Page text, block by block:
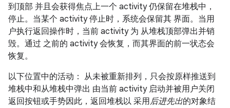
到顶部 并且会获得焦点上一个 activity 仍保留在堆栈中，
停止。当某个 activity 停止时，系统会保留其 界面。当用
户执行返回操作时，当前 activity 为 从堆栈顶部弹出并销
毁。通过 之前的 activity 会恢复，而其界面的前一状态会
恢复。
以下位置中的活动： 从未被重新排列，只会按原样推送到
堆栈中和从堆栈中弹出 由当前 activity 启动并被用户关闭
返回按钮或手势因此，返回堆栈以 采用后进先出的对象结